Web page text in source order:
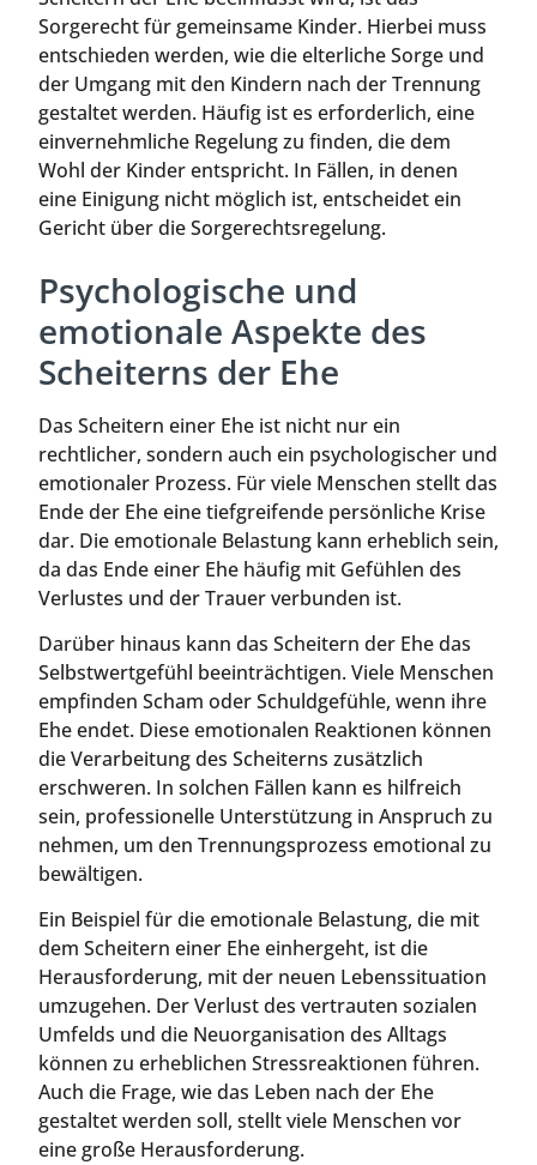
Sorgerecht für gemeinsame Kinder. Hierbei muss
entschieden werden, wie die elterliche Sorge und
der Umgang mit den Kindern nach der Trennung
gestaltet werden. Häufig ist es erforderlich, eine
einvernehmliche Regelung zu finden, die dem
Wohl der Kinder entspricht. In Fällen, in denen
eine Einigung nicht möglich ist, entscheidet ein
Gericht über die Sorgerechtsregelung.
Psychologische und
emotionale Aspekte des
Scheiterns der Ehe
Das Scheitern einer Ehe ist nicht nur ein
rechtlicher, sondern auch ein psychologischer und
emotionaler Prozess. Für viele Menschen stellt das
Ende der Ehe eine tiefgreifende persönliche Krise
dar. Die emotionale Belastung kann erheblich sein,
da das Ende einer Ehe häufig mit Gefühlen des
Verlustes und der Trauer verbunden ist.
Darüber hinaus kann das Scheitern der Ehe das
Selbstwertgefühl beeinträchtigen. Viele Menschen
empfinden Scham oder Schuldgefühle, wenn ihre
Ehe endet. Diese emotionalen Reaktionen können
die Verarbeitung des Scheiterns zusätzlich
erschweren. In solchen Fällen kann es hilfreich
sein, professionelle Unterstützung in Anspruch zu
nehmen, um den Trennungsprozess emotional zu
bewältigen.
Ein Beispiel für die emotionale Belastung, die mit
dem Scheitern einer Ehe einhergeht, ist die
Herausforderung, mit der neuen Lebenssituation
umzugehen. Der Verlust des vertrauten sozialen
Umfelds und die Neuorganisation des Alltags
können zu erheblichen Stressreaktionen führen.
Auch die Frage, wie das Leben nach der Ehe
gestaltet werden soll, stellt viele Menschen vor
eine große Herausforderung.